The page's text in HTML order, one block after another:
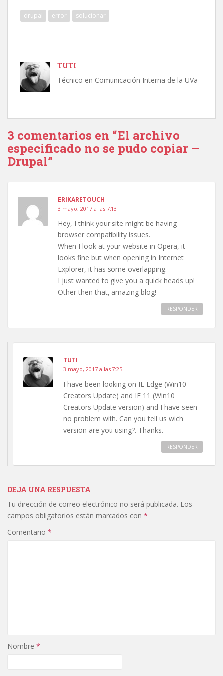
drupal error solucionar
TUTI
Técnico en Comunicación Interna de la UVa
3 comentarios en “El archivo
especificado no se pudo copiar –
Drupal”
ERIKARETOUCH
3 mayo, 2017 a las 7:13
Hey, I think your site might be having
browser compatibility issues.
When I look at your website in Opera, it
looks fine but when opening in Internet
Explorer, it has some overlapping.
I just wanted to give you a quick heads up!
Other then that, amazing blog!
RESPONDER
TUTI
3 mayo, 2017 a las 7:25
I have been looking on IE Edge (Win10
Creators Update) and IE 11 (Win10
Creators Update version) and I have seen
no problem with. Can you tell us wich
version are you using?. Thanks.
RESPONDER
DEJA UNA RESPUESTA
Tu dirección de correo electrónico no será publicada. Los
campos obligatorios están marcados con *
Comentario *
Nombre *